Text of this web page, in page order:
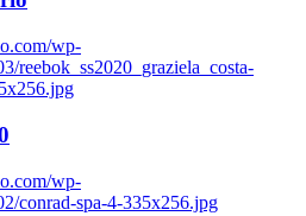
wp-
reebok_ss2020_graziela_costa-
wp-
conrad-spa-4-335x256.jpg